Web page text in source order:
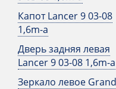
Капот Lancer 9 03-08
1,6m-a
Дверь задняя левая
Lancer 9 03-08 1,6m-a
Зеркало левое Grand